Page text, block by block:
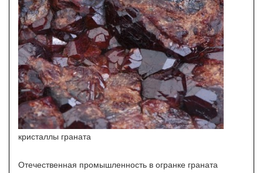
кристаллы граната
Отечественная промышленность в огранке граната